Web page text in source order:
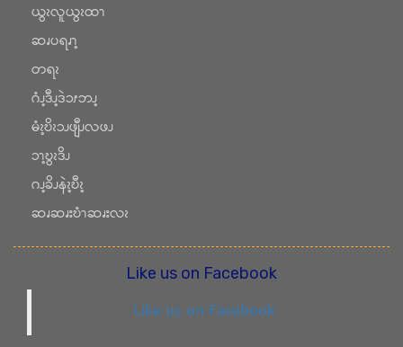
ယွၩလူယွၩထၫ
ဆၧပရၧၫ့
တရၩ
ဂံၪ့ဒီၪ့ဒဲၥၭဘၪ့
မံၩ့ဎိၩၥၪဖျီၪလဖၪ
ၥၫ့ဎွၩဒိၪ
ဂၪ့ခိၪနဲၩ့ဎီၩ့
ဆၧဆၧးဎံၫဆၧးလၩ
Like us on Facebook
Like us on Facebook